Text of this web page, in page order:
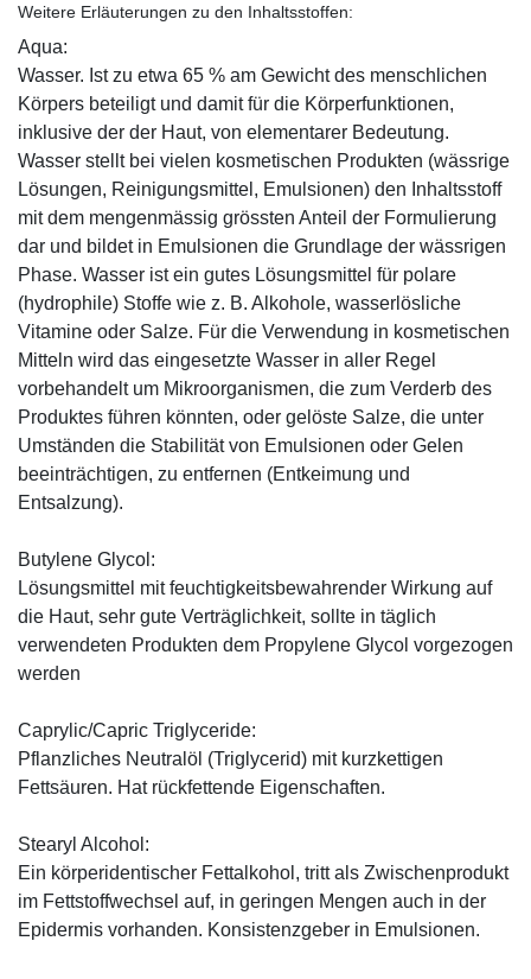
Weitere Erläuterungen zu den Inhaltsstoffen:
Aqua:
Wasser. Ist zu etwa 65 % am Gewicht des menschlichen
Körpers beteiligt und damit für die Körperfunktionen,
inklusive der der Haut, von elementarer Bedeutung.
Wasser stellt bei vielen kosmetischen Produkten (wässrige
Lösungen, Reinigungsmittel, Emulsionen) den Inhaltsstoff
mit dem mengenmässig grössten Anteil der Formulierung
dar und bildet in Emulsionen die Grundlage der wässrigen
Phase. Wasser ist ein gutes Lösungsmittel für polare
(hydrophile) Stoffe wie z. B. Alkohole, wasserlösliche
Vitamine oder Salze. Für die Verwendung in kosmetischen
Mitteln wird das eingesetzte Wasser in aller Regel
vorbehandelt um Mikroorganismen, die zum Verderb des
Produktes führen könnten, oder gelöste Salze, die unter
Umständen die Stabilität von Emulsionen oder Gelen
beeinträchtigen, zu entfernen (Entkeimung und
Entsalzung).
Butylene Glycol:
Lösungsmittel mit feuchtigkeitsbewahrender Wirkung auf
die Haut, sehr gute Verträglichkeit, sollte in täglich
verwendeten Produkten dem Propylene Glycol vorgezogen
werden
Caprylic/Capric Triglyceride:
Pflanzliches Neutralöl (Triglycerid) mit kurzkettigen
Fettsäuren. Hat rückfettende Eigenschaften.
Stearyl Alcohol:
Ein körperidentischer Fettalkohol, tritt als Zwischenprodukt
im Fettstoffwechsel auf, in geringen Mengen auch in der
Epidermis vorhanden. Konsistenzgeber in Emulsionen.